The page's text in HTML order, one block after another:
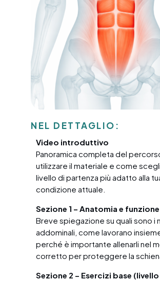
NEL DETTAGLIO:
Video introduttivo
Panoramica completa del
utilizzare il materiale e come
livello di partenza più adatto alla
condizione attuale.
Sezione 1 – Anatomia e
Breve spiegazione su quali sono i
addominali, come lavorano
perché è importante allenarli nel
corretto per proteggere la
Sezione 2 – Esercizi base (livello